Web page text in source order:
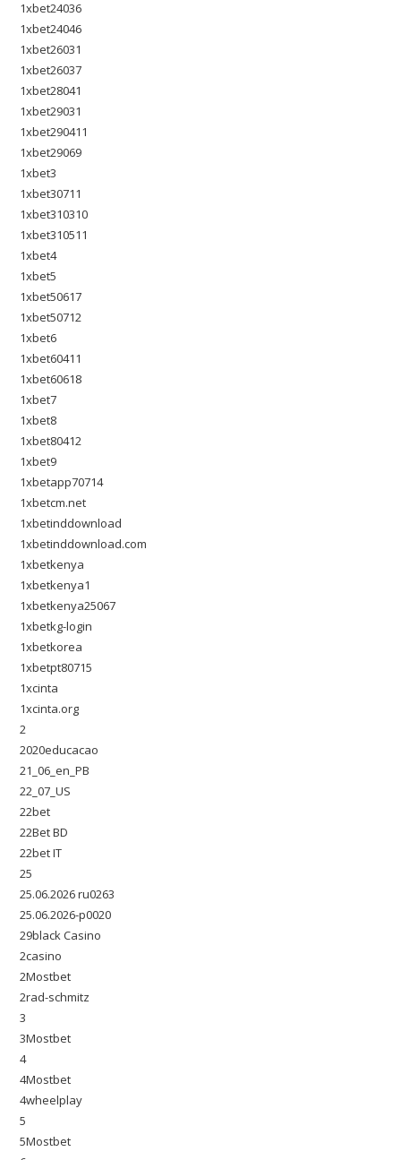
1xbet24036
1xbet24046
1xbet26031
1xbet26037
1xbet28041
1xbet29031
1xbet290411
1xbet29069
1xbet3
1xbet30711
1xbet310310
1xbet310511
1xbet4
1xbet5
1xbet50617
1xbet50712
1xbet6
1xbet60411
1xbet60618
1xbet7
1xbet8
1xbet80412
1xbet9
1xbetapp70714
1xbetcm.net
1xbetinddownload
1xbetinddownload.com
1xbetkenya
1xbetkenya1
1xbetkenya25067
1xbetkg-login
1xbetkorea
1xbetpt80715
1xcinta
1xcinta.org
2
2020educacao
21_06_en_PB
22_07_US
22bet
22Bet BD
22bet IT
25
25.06.2026 ru0263
25.06.2026-p0020
29black Casino
2casino
2Mostbet
2rad-schmitz
3
3Mostbet
4
4Mostbet
4wheelplay
5
5Mostbet